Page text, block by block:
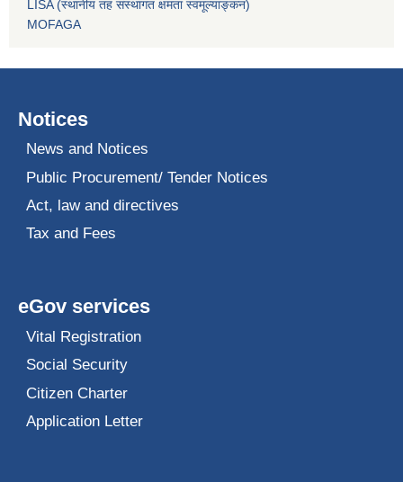
LISA (स्थानीय तह संस्थागत क्षमता स्वमूल्याङ्कन)
MOFAGA
Notices
News and Notices
Public Procurement/ Tender Notices
Act, law and directives
Tax and Fees
eGov services
Vital Registration
Social Security
Citizen Charter
Application Letter